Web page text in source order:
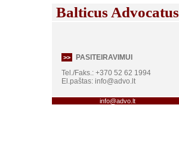
Balticus Advocatus
>>
PASITEIRAVIMUI
Tel./Faks.: +370 52 62 1994
El.paštas: info@advo.lt
info@advo.lt